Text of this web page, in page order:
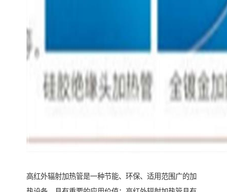
高红外辐射加热管是一种节能、环保、适用范围广的加